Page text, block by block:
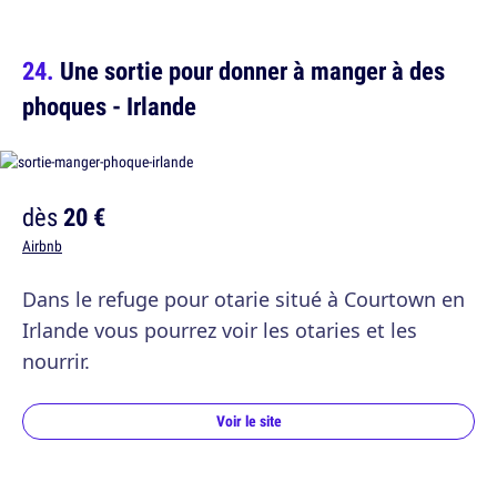
Une sortie pour donner à manger à des
phoques - Irlande
dès20 €
Airbnb
Dans le refuge pour otarie situé à Courtown en
Irlande vous pourrez voir les otaries et les
nourrir.
Voir le site